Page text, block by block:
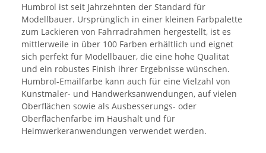
Humbrol ist seit Jahrzehnten der Standard für
Modellbauer. Ursprünglich in einer kleinen Farbpalette
zum Lackieren von Fahrradrahmen hergestellt, ist es
mittlerweile in über 100 Farben erhältlich und eignet
sich perfekt für Modellbauer, die eine hohe Qualität
und ein robustes Finish ihrer Ergebnisse wünschen.
Humbrol-Emailfarbe kann auch für eine Vielzahl von
Kunstmaler- und Handwerksanwendungen, auf vielen
Oberflächen sowie als Ausbesserungs- oder
Oberflächenfarbe im Haushalt und für
Heimwerkeranwendungen verwendet werden.